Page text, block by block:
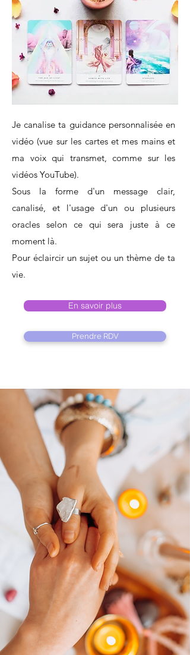
Je canalise ta guidance personnalisée en
vidéo (vue sur les cartes et mes mains et
ma voix qui transmet, comme sur les
vidéos YouTube).
Sous la forme d'un message clair,
canalisé, et l'usage d'un ou plusieurs
oracles selon ce qui sera juste à ce
moment là.
Pour éclaircir un sujet ou un thème de ta
vie.​
En savoir plus
Prendre RDV